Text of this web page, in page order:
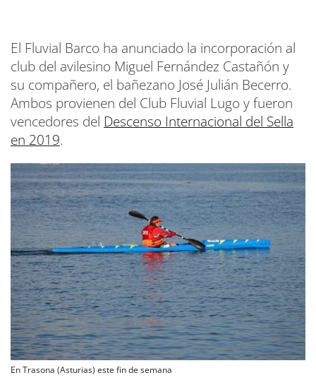
El Fluvial Barco ha anunciado la incorporación al
club del avilesino Miguel Fernández Castañón y
su compañero, el bañezano José Julián Becerro.
Ambos provienen del Club Fluvial Lugo y fueron
vencedores del Descenso Internacional del Sella
en 2019.
En Trasona (Asturias) este fin de semana